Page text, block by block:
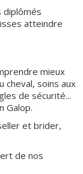
diplômés
atteindre
mieux
cheval, soins aux
de sécurité...
Galop.
et brider,
de nos